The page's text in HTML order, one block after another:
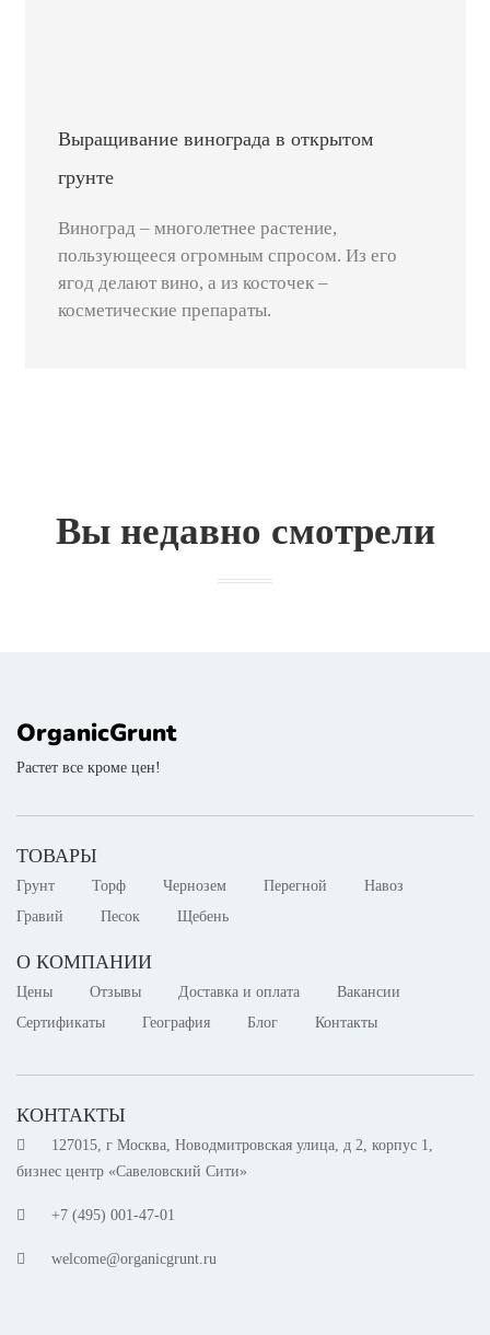
Выращивание винограда в открытом
грунте
Виноград – многолетнее растение,
пользующееся огромным спросом. Из его
ягод делают вино, а из косточек –
косметические препараты.
Вы недавно смотрели
OrganicGrunt
Растет все кроме цен!
ТОВАРЫ
Грунт Торф Чернозем Перегной
Навоз
Гравий
Песок Щебень
О КОМПАНИИ
Цены Отзывы Доставка и оплата
Вакансии
Сертификаты
География Блог Контакты
КОНТАКТЫ
127015, г Москва, Новодмитровская улица, д 2, корпус 1,
бизнес центр «Савеловский Сити»
+7 (495) 001-47-01
welcome@organicgrunt.ru